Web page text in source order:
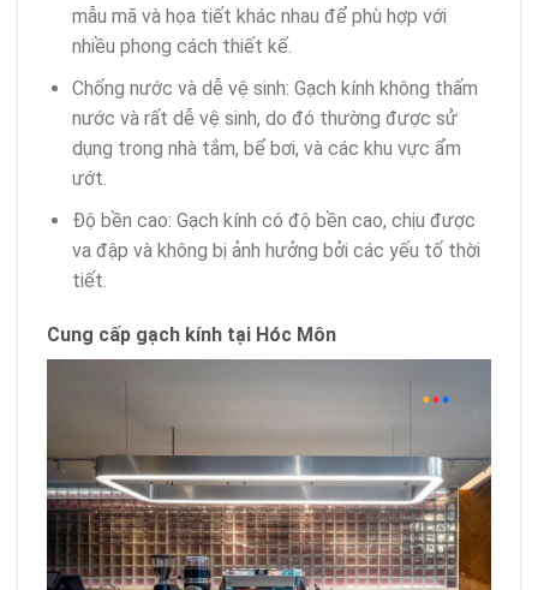
mẫu mã và họa tiết khác nhau để phù hợp với
nhiều phong cách thiết kế.
Chống nước và dễ vệ sinh: Gạch kính không thấm
nước và rất dễ vệ sinh, do đó thường được sử
dụng trong nhà tắm, bể bơi, và các khu vực ẩm
ướt.
Độ bền cao: Gạch kính có độ bền cao, chịu được
va đập và không bị ảnh hưởng bởi các yếu tố thời
tiết.
Cung cấp gạch kính tại Hóc Môn